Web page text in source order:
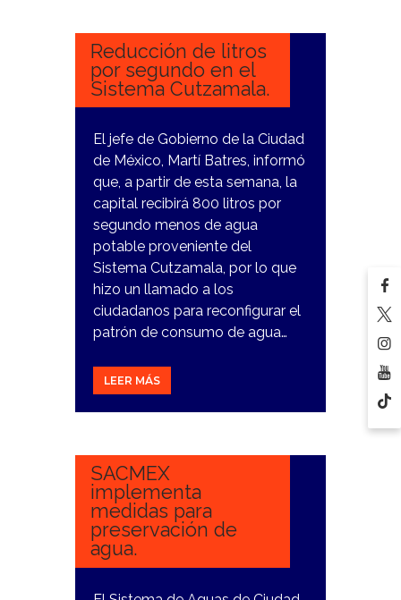
Reducción de litros
por segundo en el
Sistema Cutzamala.
El jefe de Gobierno de la Ciudad
de México, Martí Batres, informó
que, a partir de esta semana, la
capital recibirá 800 litros por
segundo menos de agua
potable proveniente del
Sistema Cutzamala, por lo que
hizo un llamado a los
ciudadanos para reconfigurar el
patrón de consumo de agua…
LEER MÁS
12
SACMEX
implementa
medidas para
preservación de
agua.